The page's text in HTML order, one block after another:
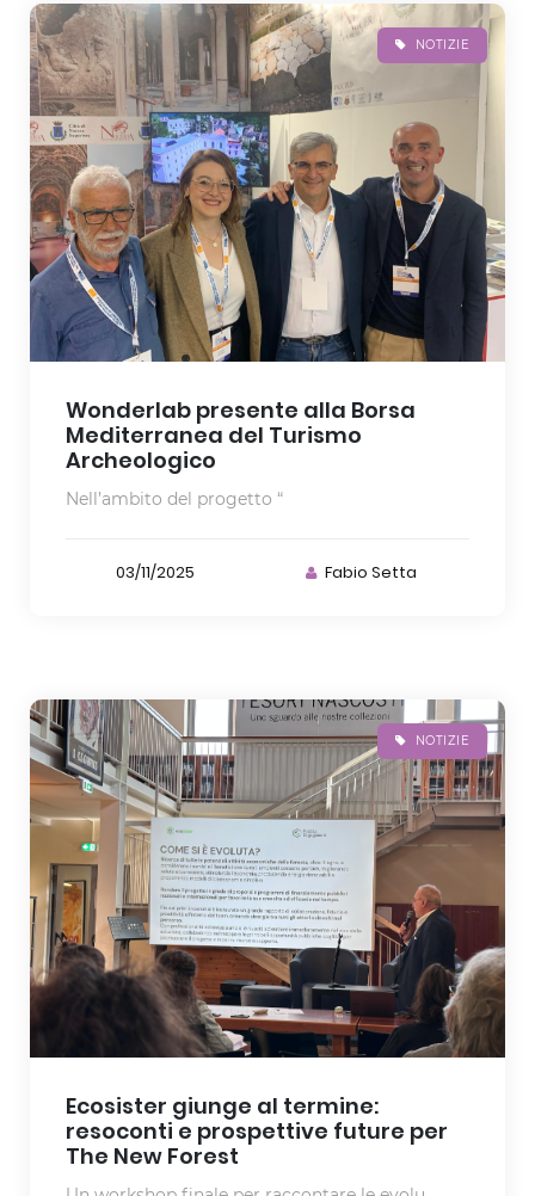
NOTIZIE
Wonderlab presente alla Borsa
Mediterranea del Turismo
Archeologico
Nell’ambito del progetto “
03/11/2025 Fabio Setta
NOTIZIE
Ecosister giunge al termine:
resoconti e prospettive future per
The New Forest